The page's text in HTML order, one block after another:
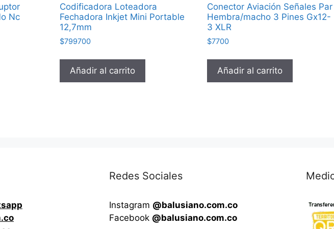
Nc
Codificadora Loteadora
Fechadora Inkjet Mini Portable
12,7mm
$799700
Añadir al carrito
Conector Aviación Señales Par
Hembra/macho 3 Pines Gx12-
3 XLR
$7700
Añadir al carrito
Redes Sociales
Instagram @balusiano.com.co
Facebook @balusiano.com.co